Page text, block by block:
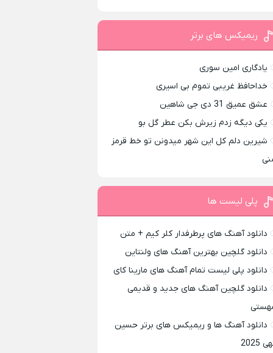
ریمیکس های برتر
یادگاری امین سوری
خداحافظ غریبی تموم بی اسیری
عشق عمیق 31 دی جی شاهین
یکی دیگه زدم زیرش بکن عطر گل بو
شیرین دلم کل این شهر میدونن تو خط قرمز
پلی لیست ها
دانلود آهنگ های پرطرفدار کلر کیم + متن
دانلود گلچین بهترین آهنگ های ولنتاین
دانلود پلی لیست تمام آهنگ های مارینا کای
دانلود گلچین آهنگ های جدید و قدیمی
دانلود آهنگ ها و ریمیکس های برتر حسین
2025